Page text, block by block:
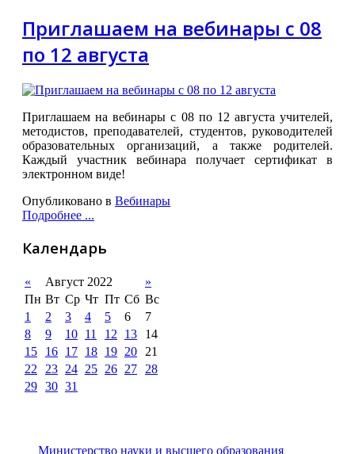
Приглашаем на вебинары с 08
по 12 августа
Приглашаем на вебинары с 08 по 12 августа учителей,
методистов, преподавателей, студентов, руководителей
образовательных организаций, а также родителей.
Каждый участник вебинара получает сертификат в
электронном виде!
Опубликовано в Вебинары
Подробнее ...
Календарь
« Август 2022
»
Пн Вт Ср Чт Пт Сб Вс
1
2 3 4 5 6
7
8
9 10 11 12 13
14
15
16 17 18 19 20
21
22
23 24 25 26 27
28
29 30 31
Министерство науки и высшего образования